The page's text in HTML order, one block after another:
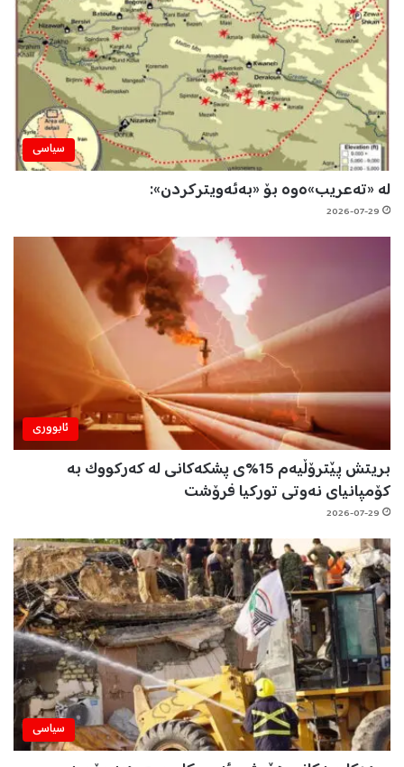
سیاسی
لە «تەعریب»ەوە بۆ «بەئەویترکردن»:
2026-07-29
ئابووری
بریتش پێترۆڵیەم 15%ی پشکەکانی لە کەرکووک بە
کۆمپانیای نەوتی تورکیا فرۆشت
2026-07-29
سیاسی